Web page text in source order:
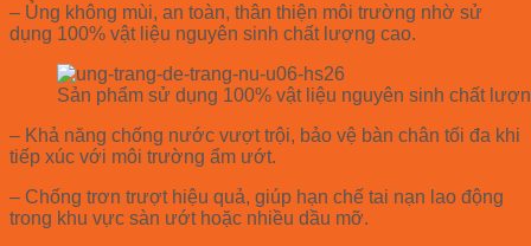
– Ủng không mùi, an toàn, thân thiện môi trường nhờ sử
dụng 100% vật liệu nguyên sinh chất lượng cao.
Sản phẩm sử dụng 100% vật liệu nguyên sinh chất
– Khả năng chống nước vượt trội, bảo vệ bàn chân tối đa khi
tiếp xúc với môi trường ẩm ướt.
– Chống trơn trượt hiệu quả, giúp hạn chế tai nạn lao động
trong khu vực sàn ướt hoặc nhiều dầu mỡ.